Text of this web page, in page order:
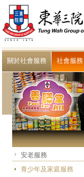
關於社會服務 社會服務
安老服務
青少年及家庭服務